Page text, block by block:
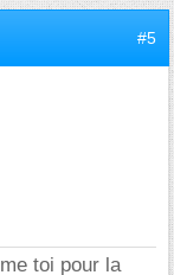
#5
toi pour la